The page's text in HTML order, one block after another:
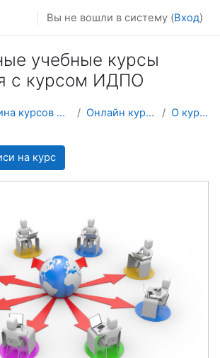
Вы не вошли в систему (Вход)
учебные курсы
с курсом ИДПО
Витрина курсов 3KL Онлайн курсы О курсе
на курс